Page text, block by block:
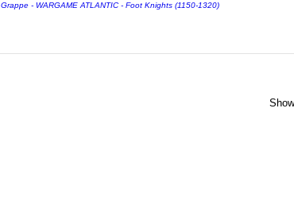
Grappe - WARGAME ATLANTIC - Foot Knights (1150-1320)